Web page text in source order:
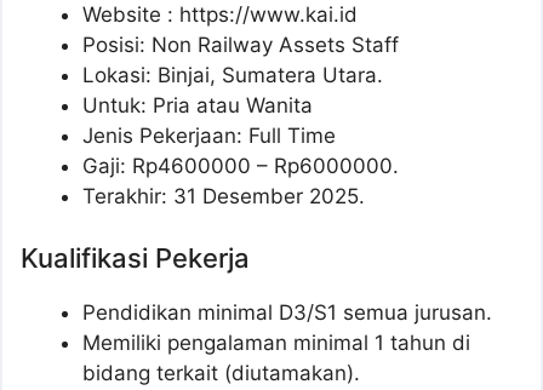
Website : https://www.kai.id
Posisi: Non Railway Assets Staff
Lokasi: Binjai, Sumatera Utara.
Untuk: Pria atau Wanita
Jenis Pekerjaan: Full Time
Gaji: Rp4600000 – Rp6000000.
Terakhir: 31 Desember 2025.
Kualifikasi Pekerja
Pendidikan minimal D3/S1 semua jurusan.
Memiliki pengalaman minimal 1 tahun di
bidang terkait (diutamakan).